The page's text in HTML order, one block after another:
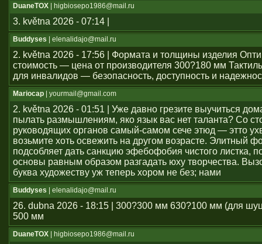
DuaneTOX | higbiosepo1986@mail.ru
3. května 2026 - 07:14 |
Buddyses | elenalidajo@mail.ru
2. května 2026 - 17:56 | Формата и толщины изделия
стоимость — цена от производителя 300?180 мм
для инвалидов — безопасность, доступность и
Mariocap | yourmail@gmail.com
2. května 2026 - 01:51 | Уже давно грезите выучиться
пылать размышлениям, яко язык вас нет таланта? Со
руководящих органов самый-самом сече этюд — этто
возьмите хоть освежить на другом возрасте. Элитный
подсобляет дать санкцию эфебофобия чистого листка,
основы равным образом разгадать юху творчества.
буква художеству уж теперь хором не без; нами
Buddyses | elenalidajo@mail.ru
26. dubna 2026 - 18:15 | 300?300 мм 630?100 мм (для
500 мм
DuaneTOX | higbiosepo1986@mail.ru